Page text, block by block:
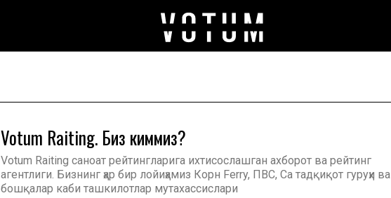
Votum Raiting. Биз киммиз?
Votum Raiting саноат рейтингларига ихтисослашган ахборот ва рейтинг
агентлиги. Бизнинг ҳар бир лойиҳамиз Корн Ferry, ПВC, Cа тадқиқот гуруҳи ва
бошқалар каби ташкилотлар мутахассислари